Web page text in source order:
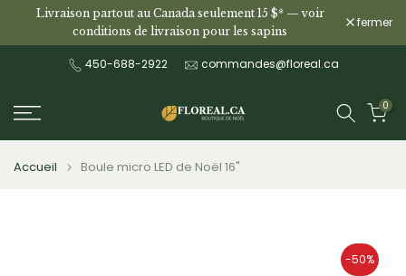
AllerLivraison partout au Canada seulement 15 $* —voir
conditions de livraison pour les sapins
fermer
450-688-2922 commandes@floreal.ca
0
Accueil Boule micro LED de Noël 16"
-50%